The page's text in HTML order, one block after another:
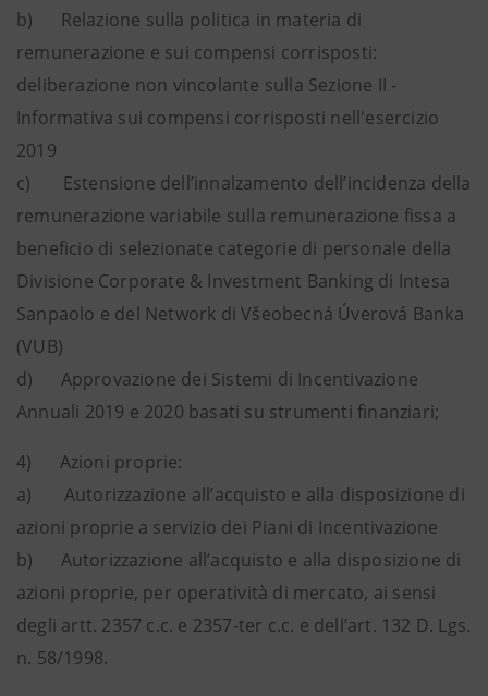
b) Relazione sulla politica in materia di
remunerazione e sui compensi corrisposti:
deliberazione non vincolante sulla Sezione II -
Informativa sui compensi corrisposti nell'esercizio
2019
c) Estensione dell’innalzamento dell’incidenza della
remunerazione variabile sulla remunerazione fissa a
beneficio di selezionate categorie di personale della
Divisione Corporate & Investment Banking di Intesa
Sanpaolo e del Network di Všeobecná Úverová Banka
(VUB)
d) Approvazione dei Sistemi di Incentivazione
Annuali 2019 e 2020 basati su strumenti finanziari;
4) Azioni proprie:
a) Autorizzazione all’acquisto e alla disposizione di
azioni proprie a servizio dei Piani di Incentivazione
b) Autorizzazione all’acquisto e alla disposizione di
azioni proprie, per operatività di mercato, ai sensi
degli artt. 2357 c.c. e 2357-ter c.c. e dell’art. 132 D. Lgs.
n. 58/1998.